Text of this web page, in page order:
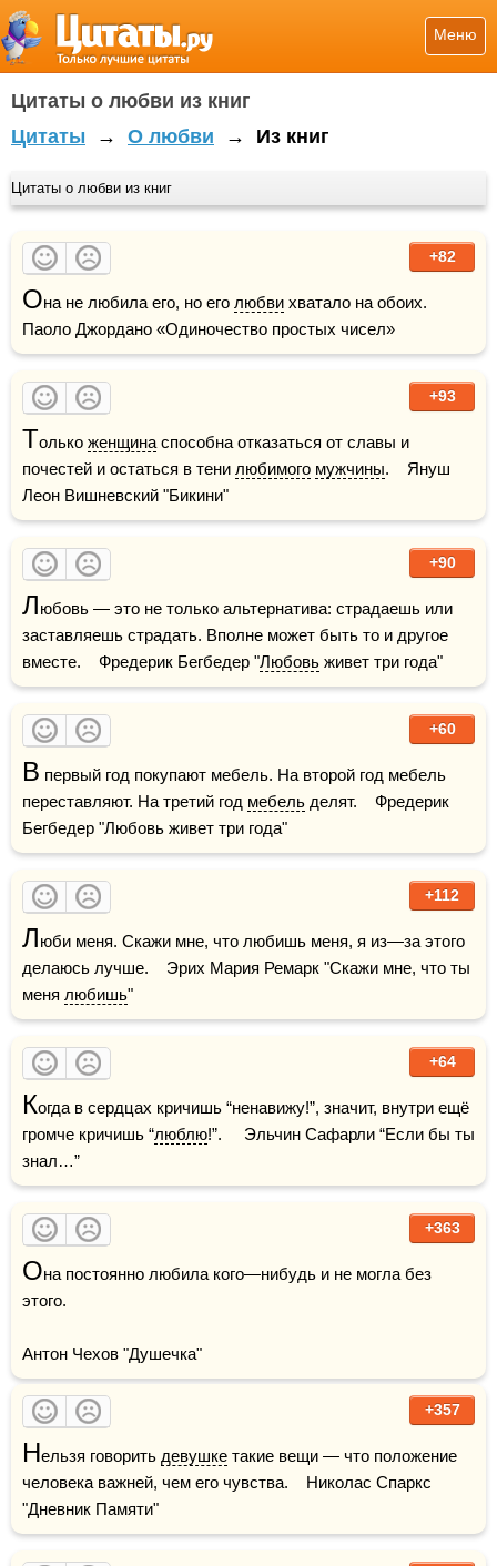
Меню
Цитаты о любви из книг
Цитаты → О любви → Из книг
Цитаты о любви из книг
+82
Она не любила его, но его любви хватало на обоих.
Паоло Джордано «Одиночество простых чисел»
+93
Только женщина способна отказаться от славы и
почестей и остаться в тени любимого мужчины.    Януш
Леон Вишневский "Бикини"
+90
Любовь — это не только альтернатива: страдаешь или
заставляешь страдать. Вполне может быть то и другое
вместе.    Фредерик Бегбедер "Любовь живет три года"
+60
В первый год покупают мебель. На второй год мебель
переставляют. На третий год мебель делят.    Фредерик
Бегбедер "Любовь живет три года"
+112
Люби меня. Скажи мне, что любишь меня, я из—за этого
делаюсь лучше.    Эрих Мария Ремарк "Скажи мне, что ты
меня любишь"
+64
Когда в сердцах кричишь “ненавижу!”, значит, внутри ещё
громче кричишь “люблю!”.     Эльчин Сафарли “Если бы ты
знал…”
+363
Она постоянно любила кого—нибудь и не могла без
этого.
Антон Чехов "Душечка"
+357
Нельзя говорить девушке такие вещи — что положение
человека важней, чем его чувства.    Николас Спаркс
"Дневник Памяти"